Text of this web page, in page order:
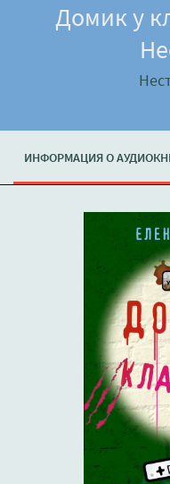
Домик у
ИНФОРМАЦИЯ О